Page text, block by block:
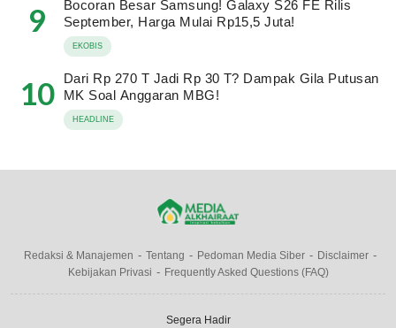
9
Bocoran Besar Samsung! Galaxy S26 FE Rilis
September, Harga Mulai Rp15,5 Juta!
EKOBIS
10
Dari Rp 270 T Jadi Rp 30 T? Dampak Gila Putusan
MK Soal Anggaran MBG!
HEADLINE
Redaksi & Manajemen Tentang Pedoman Media Siber
Disclaimer
Kebijakan Privasi
Frequently Asked Questions (FAQ)
Segera Hadir